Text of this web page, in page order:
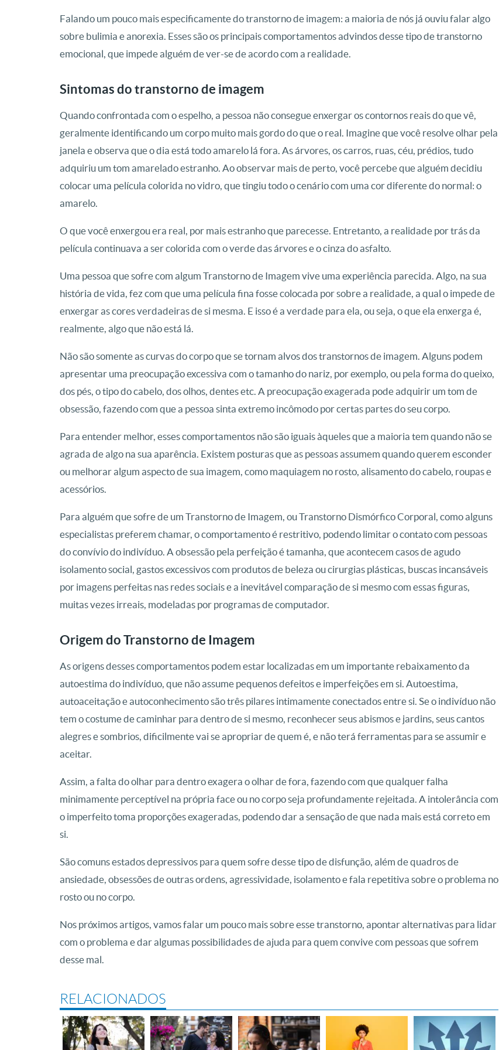
Falando um pouco mais especificamente do transtorno de imagem: a maioria de nós já ouviu falar algo
sobre bulimia e anorexia. Esses são os principais comportamentos advindos desse tipo de transtorno
emocional, que impede alguém de ver-se de acordo com a realidade.
Sintomas do transtorno de imagem
Quando confrontada com o espelho, a pessoa não consegue enxergar os contornos reais do que vê,
geralmente identificando um corpo muito mais gordo do que o real. Imagine que você resolve olhar pela
janela e observa que o dia está todo amarelo lá fora. As árvores, os carros, ruas, céu, prédios, tudo
adquiriu um tom amarelado estranho. Ao observar mais de perto, você percebe que alguém decidiu
colocar uma película colorida no vidro, que tingiu todo o cenário com uma cor diferente do normal: o
amarelo.
O que você enxergou era real, por mais estranho que parecesse. Entretanto, a realidade por trás da
película continuava a ser colorida com o verde das árvores e o cinza do asfalto.
Uma pessoa que sofre com algum Transtorno de Imagem vive uma experiência parecida. Algo, na sua
história de vida, fez com que uma película fina fosse colocada por sobre a realidade, a qual o impede de
enxergar as cores verdadeiras de si mesma. E isso é a verdade para ela, ou seja, o que ela enxerga é,
realmente, algo que não está lá.
Não são somente as curvas do corpo que se tornam alvos dos transtornos de imagem. Alguns podem
apresentar uma preocupação excessiva com o tamanho do nariz, por exemplo, ou pela forma do queixo,
dos pés, o tipo do cabelo, dos olhos, dentes etc. A preocupação exagerada pode adquirir um tom de
obsessão, fazendo com que a pessoa sinta extremo incômodo por certas partes do seu corpo.
Para entender melhor, esses comportamentos não são iguais àqueles que a maioria tem quando não se
agrada de algo na sua aparência. Existem posturas que as pessoas assumem quando querem esconder
ou melhorar algum aspecto de sua imagem, como maquiagem no rosto, alisamento do cabelo, roupas e
acessórios.
Para alguém que sofre de um Transtorno de Imagem, ou Transtorno Dismórfico Corporal, como alguns
especialistas preferem chamar, o comportamento é restritivo, podendo limitar o contato com pessoas
do convívio do indivíduo. A obsessão pela perfeição é tamanha, que acontecem casos de agudo
isolamento social, gastos excessivos com produtos de beleza ou cirurgias plásticas, buscas incansáveis
por imagens perfeitas nas redes sociais e a inevitável comparação de si mesmo com essas figuras,
muitas vezes irreais, modeladas por programas de computador.
Origem do Transtorno de Imagem
As origens desses comportamentos podem estar localizadas em um importante rebaixamento da
autoestima do indivíduo, que não assume pequenos defeitos e imperfeições em si. Autoestima,
autoaceitação e autoconhecimento são três pilares intimamente conectados entre si. Se o indivíduo não
tem o costume de caminhar para dentro de si mesmo, reconhecer seus abismos e jardins, seus cantos
alegres e sombrios, dificilmente vai se apropriar de quem é, e não terá ferramentas para se assumir e
aceitar.
Assim, a falta do olhar para dentro exagera o olhar de fora, fazendo com que qualquer falha
minimamente perceptível na própria face ou no corpo seja profundamente rejeitada. A intolerância com
o imperfeito toma proporções exageradas, podendo dar a sensação de que nada mais está correto em
si.
São comuns estados depressivos para quem sofre desse tipo de disfunção, além de quadros de
ansiedade, obsessões de outras ordens, agressividade, isolamento e fala repetitiva sobre o problema no
rosto ou no corpo.
Nos próximos artigos, vamos falar um pouco mais sobre esse transtorno, apontar alternativas para lidar
com o problema e dar algumas possibilidades de ajuda para quem convive com pessoas que sofrem
desse mal.
RELACIONADOS
R$ 42,41